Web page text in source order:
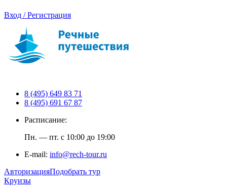
Вход / Регистрация
8 (495) 649 83 71
8 (495) 691 67 87
Расписание:
Пн. — пт. с 10:00 до 19:00
E-mail: info@rech-tour.ru
АвторизацияПодобрать тур
Круизы